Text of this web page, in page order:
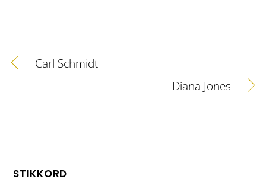
Carl Schmidt
Diana Jones
STIKKORD